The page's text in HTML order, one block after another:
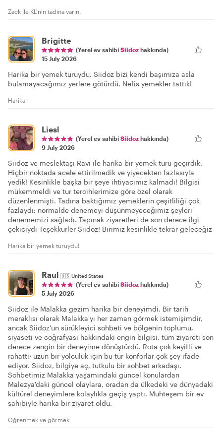
Zack ile KL'nin tadına varın.
Brigitte
(Yerel ev sahibi Siidoz hakkında)
15 July 2026
Harika bir yemek turuydu. Siidoz bizi kendi başımıza asla
bulamayacağımız yerlere götürdü. Nefis yemekler tattık!
Harika
Liesl
(Yerel ev sahibi Siidoz hakkında)
9 July 2026
Siidoz ve meslektaşı Ravi ile harika bir yemek turu geçirdik.
Hiçbir noktada acele ettirilmedik ve yiyecekten fazlasıyla
yedik! Kesinlikle başka bir şeye ihtiyacımız kalmadı! Bilgisi
mükemmeldi ve tur tercihlerimize göre özel olarak
düzenlenmişti. Tadına baktığımız yemeklerin çeşitliliği çok
fazlaydı; normalde denemeyi düşünmeyeceğimiz şeyleri
denememizi sağladı. Tapınak ziyaretleri de son derece ilgi
çekiciydi Teşekkürler Siidoz! Birimiz kesinlikle tekrar geleceğiz
Harika bir yemek turuydu!
Raul 🇺🇸United States
(Yerel ev sahibi Siidoz hakkında)
5 July 2026
Siidoz ile Malakka gezim harika bir deneyimdi. Bir tarih
meraklısı olarak Malakka'yı her zaman görmek istemişimdir,
ancak Siidoz'un sürükleyici sohbeti ve bölgenin toplumu,
siyaseti ve coğrafyası hakkındaki engin bilgisi, tüm ziyareti son
derece zengin bir deneyime dönüştürdü. Rota çok keyifli ve
rahattı; uzun bir yolculuk için bu tür konforlar çok şey ifade
ediyor. Siidoz, bilgiye aç, tutkulu bir sohbet arkadaşı.
Sohbetimiz Malakka yaşamındaki güncel konulardan
Malezya'daki güncel olaylara, oradan da ülkedeki ve dünyadaki
kültürel deneyimlere kolaylıkla geçiş yaptı. Muhteşem bir ev
sahibiyle harika bir ziyaret oldu.
Öğrenmek ve görmek